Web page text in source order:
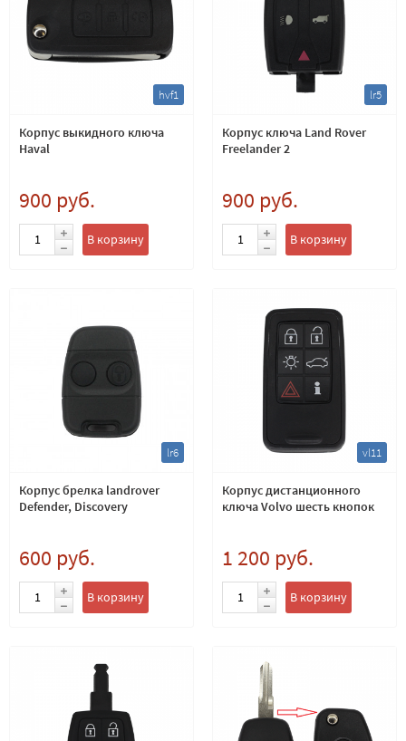
hvf1
Корпус выкидного ключа
Haval
900 руб.
В корзину
lr5
Корпус ключа Land Rover
Freelander 2
900 руб.
В корзину
lr6
Корпус брелка landrover
Defender, Discovery
600 руб.
В корзину
vl11
Корпус дистанционного
ключа Volvo шесть кнопок
1 200 руб.
В корзину